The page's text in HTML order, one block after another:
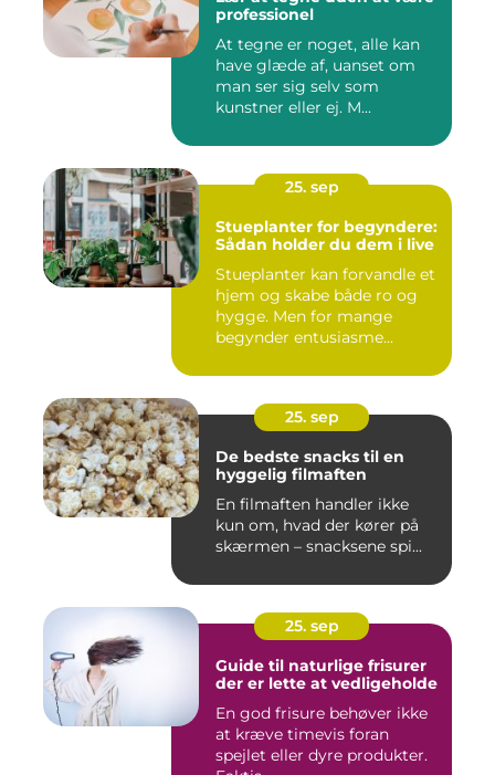
professionel
At tegne er noget, alle kan
have glæde af, uanset om
man ser sig selv som
kunstner eller ej. M...
25. sep
Stueplanter for begyndere:
Sådan holder du dem i live
Stueplanter kan forvandle et
hjem og skabe både ro og
hygge. Men for mange
begynder entusiasme...
25. sep
De bedste snacks til en
hyggelig filmaften
En filmaften handler ikke
kun om, hvad der kører på
skærmen – snacksene spi...
25. sep
Guide til naturlige frisurer
der er lette at vedligeholde
En god frisure behøver ikke
at kræve timevis foran
spejlet eller dyre produkter.